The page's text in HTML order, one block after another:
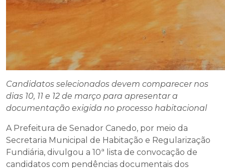
Candidatos selecionados devem comparecer nos
dias 10, 11 e 12 de março para apresentar a
documentação exigida no processo habitacional
A Prefeitura de Senador Canedo, por meio da
Secretaria Municipal de Habitação e Regularização
Fundiária, divulgou a 10ª lista de convocação de
candidatos com pendências documentais dos